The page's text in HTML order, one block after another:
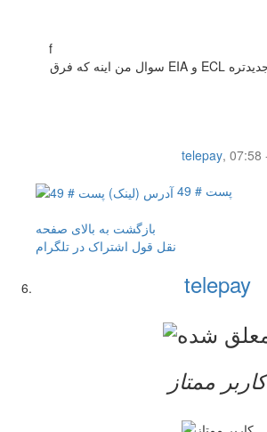
f
telepay,
پست # 49
بازگشت به بالای صفحه
نقل قول اشتراک در تلگرام
telepay
کاربر ممتاز